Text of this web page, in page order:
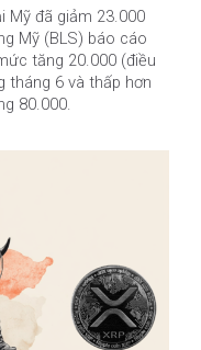
Mỹ đã giảm 23.000
Mỹ (BLS) báo cáo
tăng 20.000 (điều
tháng 6 và thấp hơn
80.000.